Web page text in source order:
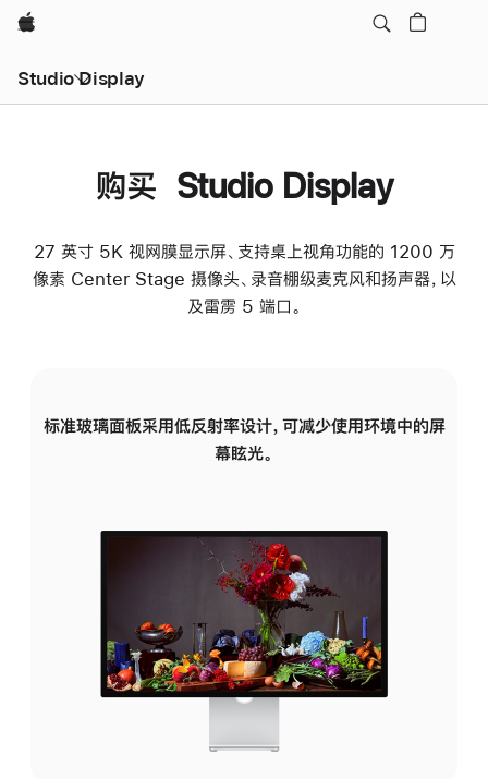
Apple
Studio Display
购买 Studio Display
27 英寸 5K 视网膜显示屏、支持桌上视角功能的 1200 万
像素 Center Stage 摄像头、录音棚级麦克风和扬声器，以
及雷雳 5 端口。
标准玻璃面板采用低反射率设计，可减少使用环境中的屏
幕眩光。